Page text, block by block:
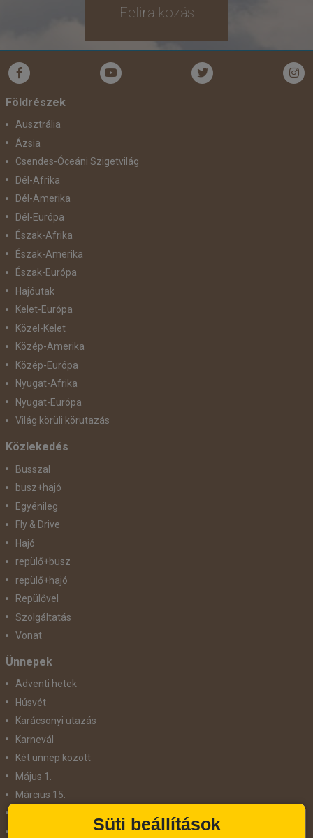
Feliratkozás
Földrészek
Ausztrália
Ázsia
Csendes-Óceáni Szigetvilág
Dél-Afrika
Dél-Amerika
Dél-Európa
Észak-Afrika
Észak-Amerika
Észak-Európa
Hajóutak
Kelet-Európa
Közel-Kelet
Közép-Amerika
Közép-Európa
Nyugat-Afrika
Nyugat-Európa
Világ körüli körutazás
Közlekedés
Busszal
busz+hajó
Egyénileg
Fly & Drive
Hajó
repülő+busz
repülő+hajó
Repülővel
Szolgáltatás
Vonat
Ünnepek
Adventi hetek
Húsvét
Karácsonyi utazás
Karnevál
Két ünnep között
Május 1.
Március 15.
Süti beállítások